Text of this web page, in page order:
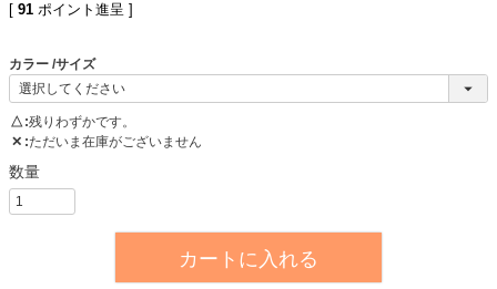
[ 91 ポイント進呈 ]
カラー サイズ
△ 残りわずかです。
✕ ただいま在庫がございません
カートに入れる